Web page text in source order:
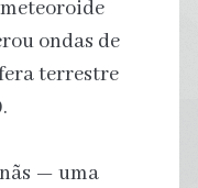
ondas de
terrestre
— uma